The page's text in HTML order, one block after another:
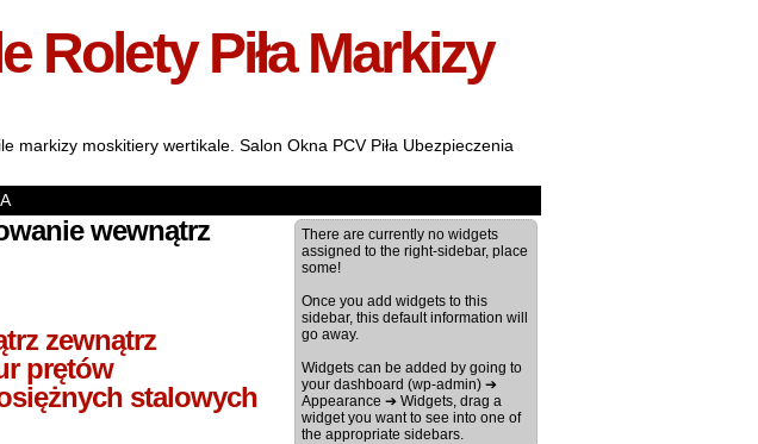
Rolety Piła Markizy
markizy moskitiery wertikale. Salon Okna PCV Piła Ubezpieczenia
wewnątrz
zewnątrz
prętów
stalowych
There are currently no widgets
assigned to the right-sidebar, place
some!
Once you add widgets to this
sidebar, this default information will
go away.
Widgets can be added by going to
your dashboard (wp-admin) ➔
Appearance ➔ Widgets, drag a
widget you want to see into one of
the appropriate sidebars.